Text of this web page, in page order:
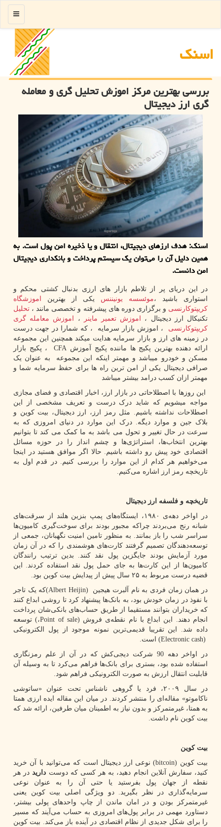
اسنك
منو
بررسی بهترین مرکز اموزش تحلیل گری و معامله
گری ارز دیجیتال
اسنک: هدف ارزهای دیجیتال، انتقال و یا ذخیره امن پول است. به
همین دلیل آن را می‌توان یک سیستم پرداخت و بانکداری دیجیتال
امن دانست.
در این دریای پر از تلاطم بازار های ارزی بدنبال کشتی محکم و
استواری باشید ،موئسسه یونیننس یکی از بهترین
اموزشگاه
کریپتوکارنسی و برگزاری دوره های پیشرفته و تخصصی مانند ، تحلیل
تکنیکال ارز دیجیتال ،
اموزش تعمیر ماینر ،
اموزش معامله گری
کریپتوکارنسی ، اموزش بازار سرمایه ، که شمارا در جهت درست
در زمینه های ارز و بازار سرمایه هدایت میکند همچنین این مجموعه
ارائه دهنده بهترین پکیج ها ماننده پکیج آموزش CFA، پکیج بازار
مسکن و خودرو میباشد و مهمتر اینکه این مجموعه به عنوان یک
صرافی دیجیتال یکی از امن ترین راه ها برای حفظ سرمایه شما و
مهمتر ازان کسب درامد بیشتر میباشد
این روزها با اصطلاحاتی در بازار ارز، اخبار اقتصادی و فضای مجازی
مواجه میشویم که شاید درک درست و تعریف مشخصی از این
اصطلاحات نداشته باشیم. مثل رمز ارز، ارز دیجیتال، بیت کوین و
بلاک جین و موارد دیگه. درک این موارد در دنیای امروزی که به
سرعت در حال تغییر و تحول می باشد به ما کمک می کند تا بتوانیم
بهترین انتخاب‌ها، استراتژی‌ها و چشم انداز را در حوزه مسائل
اقتصادی خود پیش رو داشته باشیم. حالا اگر موافق هستید در اینجا
می‌خواهیم هر کدام از این موارد را بررسی کنیم. در قدم اول به
تاریخچه رمز ارز اشاره می‌کنیم.
تاریخچه و فلسفه ارز دیجیتال
در اواخر دهه‌ی ۱۹۸۰، ایستگاه‌های پمپ بنزین هلند از سرقت‌های
شبانه رنج می‌بردند چراکه مجبور بودند برای سوخت‌گیری کامیون‌ها
سراسر شب را باز بمانند. به منظور تامین امنیت نگهبانان، جمعی از
توسعه‌دهندگان تصمیم گرفتند کارت‌های هوشمندی را که در آن زمان
مورد آزمایش بودند جایگزین پول نقد کنند. بدین ترتیب رانندگان
کامیون‌ها از این کارت‌ها به جای حمل پول نقد استفاده کردند. این
قضیه درست مربوط به ۲۵ سال پیش از پیدایش بیت کوین بود.
در همان زمان فردی به نام آلبرت هیجین (Albert Heijin)که یک تاجر
با نفوذ در زمان خودش بود، به بانک‌ها پیشنهاد کرد تا روشی ابداع کنند
که خریداران بتوانند مستقیما از طریق حساب‌های بانکی‌شان پرداخت
انجام دهند. این ابداع با نام نقطه‌ی فروش Point of sale)،(توسعه
داده شد. این تقریبا قدیمی‌ترین نمونه موجود از پول الکترونیکی
(Electronic cash) است.
در اواخر دهه 90 شرکت دیجی‌کش که در آن از علم رمزنگاری
استفاده شده بود، بستری برای بانک‌ها فراهم می‌کرد تا به وسیله آن
قابلیت انتقال ارزش به صورت الکترونیکی فراهم شود.
در سال ۲۰۰۹، فرد یا گروهی ناشناس تحت عنوان «ساتوشی
ناکاموتو» مقاله‌ای را منتشر کردند. در میان این مقاله ایده ارزی همتا
به همتا، غیرمتمرکز و بدون نیاز به اطمینان میان طرفین، ارائه شد که
بیت کوین نام داشت.
بیت کوین
بیت کوین (bitcoin) نوعی ارز دیجیتال است که می‌توانید با آن خرید
کنید، سفارش‌ آنلاین انجام دهید، به هر کسی که دوست داریددر هر
نقطه از جهان پول بفرستید یا حتی آن را به عنوان نوعی
سرمایه‌گذاری در نظر بگیرید. دو ویژگی اصلی بیت کوین یعنی
غیرمتمرکز بودن و در امان ماندن از چاپ واحدهای پولی بیشتر،
دستاورد مهمی در برابر پول‌های امروزی به حساب می‌آیند که مسیر
را برای شکل جدیدی از نظام اقتصادی در آینده باز می‌کند. بیت کوین